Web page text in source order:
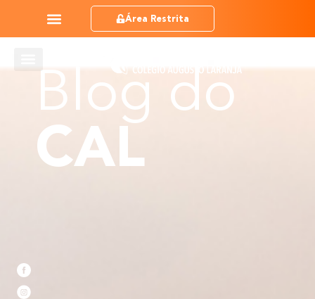
Área Restrita
Blog do
CAL